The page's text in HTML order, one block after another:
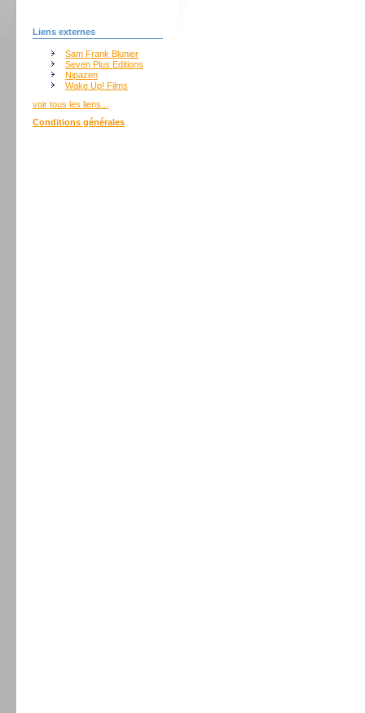
Liens externes
Sam Frank Blunier
Seven Plus Editions
Nipazen
Wake Up! Films
voir tous les liens...
Conditions générales